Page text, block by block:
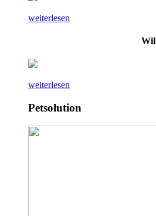
weiterlesen
weiterlesen
Petsolution